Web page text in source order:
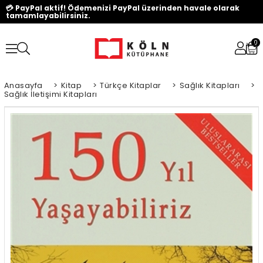
💳 PayPal aktif! Ödemenizi PayPal üzerinden havale olarak
tamamlayabilirsiniz.
0
Anasayfa > Kitap > Türkçe Kitaplar > Sağlık Kitapları >
Sağlık İletişimi Kitapları